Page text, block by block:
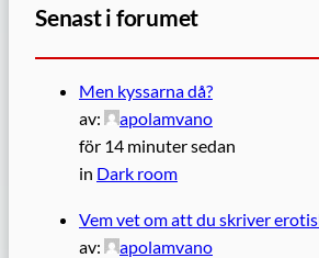
Senast i forumet
Men kyssarna då?
av:
apolamvano
för 14 minuter sedan
in Dark room
Vem vet om att du skriver
av:
apolamvano